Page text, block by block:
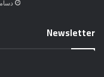
دسامبر 5,
Newsletter